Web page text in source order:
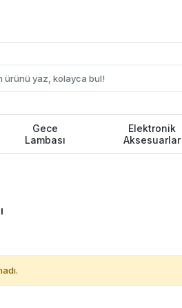
Gece
Lambası
Elektronik
Aksesuarlar